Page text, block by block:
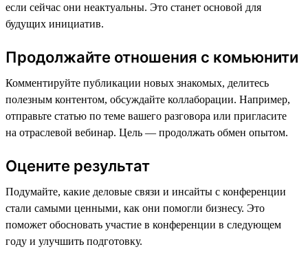
если сейчас они неактуальны. Это станет основой для
будущих инициатив.
Продолжайте отношения с комьюнити
Комментируйте публикации новых знакомых, делитесь
полезным контентом, обсуждайте коллаборации. Например,
отправьте статью по теме вашего разговора или пригласите
на отраслевой вебинар. Цель — продолжать обмен опытом.
Оцените результат
Подумайте, какие деловые связи и инсайты с конференции
стали самыми ценными, как они помогли бизнесу. Это
поможет обосновать участие в конференции в следующем
году и улучшить подготовку.